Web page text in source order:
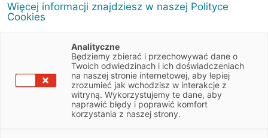
Więcej informacji znajdziesz w naszej Polityce
Cookies
Analityczne
Będziemy zbierać i przechowywać dane o
Twoich odwiedzinach i ich doświadczeniach
na naszej stronie internetowej, aby lepiej
zrozumieć jak wchodzisz w interakcje z
witryną. Wykorzystujemy te dane, aby
naprawić błędy i poprawić komfort
korzystania z naszej strony.